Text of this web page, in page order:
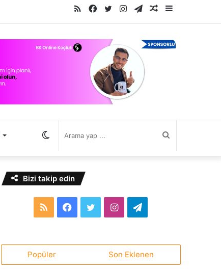
Kenar
Bölmesi
Rastgele
Makale
Telegram
Instagram
Twitter
Facebook
RSS
değiştir
Bizi takip edin
RSS Facebook
TwitterInstagramTelegram
Popüler Son Eklenen